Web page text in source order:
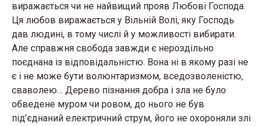
виражається чи не найвищий прояв Любові Господа.
Ця любов виражається у Вільній Волі, яку Господь
дав людині, в тому числі й у можливості вибирати.
Але справжня свобода завжди є нероздільно
поєднана із відповідальністю. Вона ні в якому разі не
є і не може бути волюнтаризмом, вседозволеністю,
сваволею… Дерево пізнання добра і зла не було
обведене муром чи ровом, до нього не був
під’єднаний електричний струм, його не охороняли злі